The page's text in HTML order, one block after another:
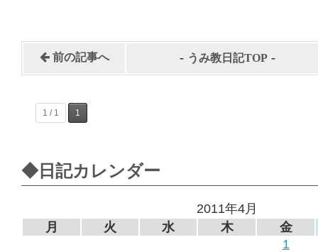
前の記事へ - うみ教日記TOP -
1 / 1 1
◆日記カレンダー
2011年4月
月
火 水 木
金
1